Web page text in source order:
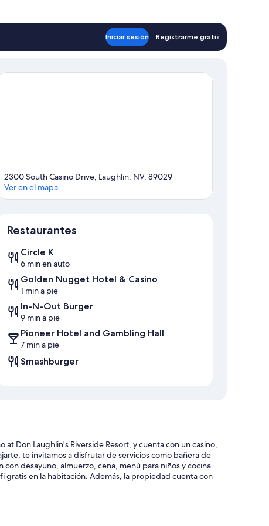
Iniciar sesión Registrarme gratis
2300 South Casino Drive, Laughlin, NV, 89029
Ver en el mapa
Restaurantes
Circle K
6 min en auto
Golden Nugget Hotel & Casino
1 min a pie
In-N-Out Burger
9 min a pie
Pioneer Hotel and Gambling Hall
7 min a pie
Smashburger
Don Laughlin's Riverside Resort, y cuenta con un casino,
te invitamos a disfrutar de servicios como bañera de
desayuno, almuerzo, cena, menú para niños y cocina
gratis en la habitación. Además, la propiedad cuenta con